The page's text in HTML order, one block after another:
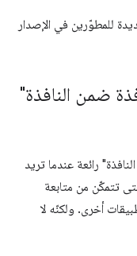
للمطوّرين في الإصدار
ضمن النافذة"
رائعة عندما تريد
تتمكّن من متابعة
أخرى. ولكنّه لا